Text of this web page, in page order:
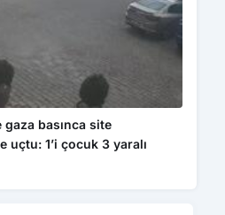
basınca site
uçtu: 1’i çocuk 3 yaralı